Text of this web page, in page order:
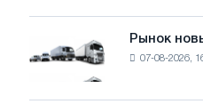
достижения
Рынок
новых
грузовиков
в
Рынок
07-08-2026,